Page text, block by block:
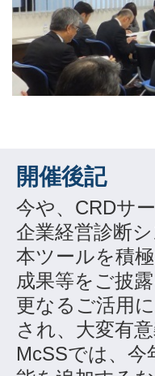
開催後記
今や、CRDサ
企業経営診断
本ツールを積
成果等をご披
更なるご活用
され、大変有
McSSでは、